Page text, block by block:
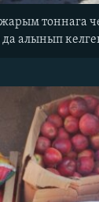
тоннага
алынып